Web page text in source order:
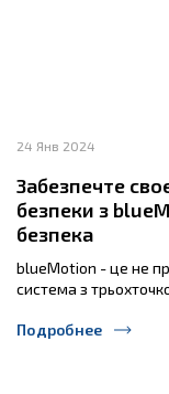
24 Янв 2024
Забезпечте
безпеки з
безпека
blueMotion - це не
система з
Подробнее